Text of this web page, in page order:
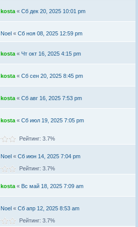
kosta « Сб дек 20, 2025 10:01 pm
Noel « Сб ноя 08, 2025 12:59 pm
kosta « Чт окт 16, 2025 4:15 pm
kosta « Сб сен 20, 2025 8:45 pm
kosta « Сб авг 16, 2025 7:53 pm
kosta « Сб июл 19, 2025 7:05 pm
Рейтинг: 3.7%
Noel « Сб июн 14, 2025 7:04 pm
Рейтинг: 3.7%
kosta « Вс май 18, 2025 7:09 am
Noel « Сб апр 12, 2025 8:53 am
Рейтинг: 3.7%